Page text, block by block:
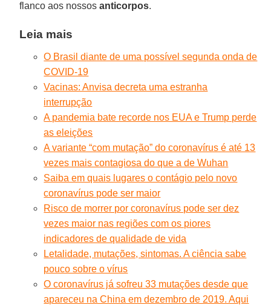
flanco aos nossosanticorpos.
Leia mais
O Brasil diante de uma possível segunda onda de
COVID-19
Vacinas: Anvisa decreta uma estranha
interrupção
A pandemia bate recorde nos EUA e Trump perde
as eleições
A variante “com mutação” do coronavírus é até 13
vezes mais contagiosa do que a de Wuhan
Saiba em quais lugares o contágio pelo novo
coronavírus pode ser maior
Risco de morrer por coronavírus pode ser dez
vezes maior nas regiões com os piores
indicadores de qualidade de vida
Letalidade, mutações, sintomas. A ciência sabe
pouco sobre o vírus
O coronavírus já sofreu 33 mutações desde que
apareceu na China em dezembro de 2019. Aqui